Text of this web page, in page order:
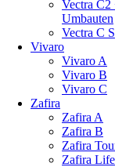
Vectra C2
Umbauten
Vectra C
Vivaro
Vivaro A
Vivaro B
Vivaro C
Zafira
Zafira A
Zafira B
Zafira
Zafira Life